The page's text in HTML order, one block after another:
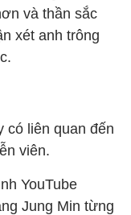
và thần sắc
xét anh trông
có liên quan đến
viên.
YouTube
Jung Min từng